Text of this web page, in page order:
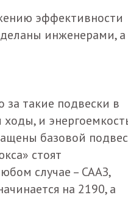
эффективности
инженерами, а
за такие подвески в
и
базовой
стоят
случае – СААЗ,
на 2190, а